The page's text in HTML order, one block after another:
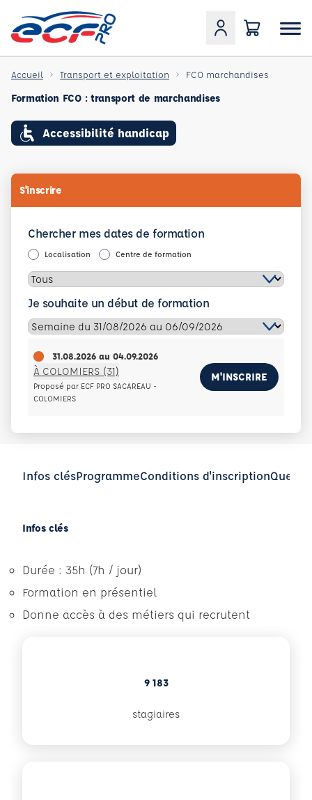
Accueil Transport et exploitation FCO marchandises
Formation FCO : transport de marchandises
Accessibilité handicap
S'inscrire
Chercher mes dates de formation
Localisation Centre de formation
Je souhaite un début de formation
31.08.2026 au 04.09.2026
À COLOMIERS (31)
Proposé par ECF PRO SACAREAU -
COLOMIERS
M'INSCRIRE
Infos clésProgrammeConditions d'inscription
Infos clés
Durée : 35h (7h / jour)
Formation en présentiel
Donne accès à des métiers qui recrutent
9 183
stagiaires